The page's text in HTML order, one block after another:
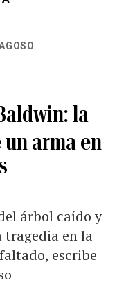
la
arma en
árbol caído y
tragedia en la
escribe